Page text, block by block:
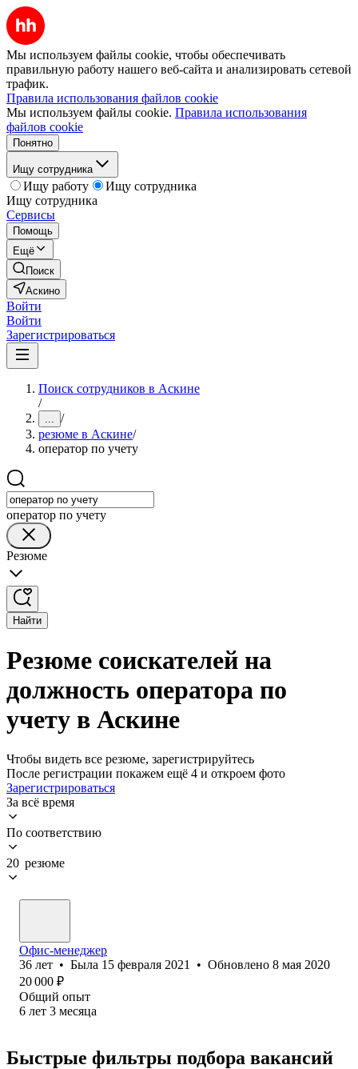
Мы используем файлы cookie, чтобы обеспечивать
правильную работу нашего веб-сайта и анализировать сетевой
трафик.
Правила использования файлов cookie
Мы используем файлы cookie. Правила использования
файлов cookie
Понятно
Ищу сотрудника
Ищу работу
Ищу сотрудника
Ищу сотрудника
Сервисы
Помощь
Ещё
Поиск
Аскино
Войти
Войти
Зарегистрироваться
Поиск сотрудников в Аскине
/
... /
резюме в Аскине/
оператор по учету
оператор по учету
Резюме
Найти
Резюме соискателей на
должность оператора по
учету в Аскине
Чтобы видеть все резюме, зарегистрируйтесь
После регистрации покажем ещё 4 и откроем фото
Зарегистрироваться
За всё время
По соответствию
20 резюме
Офис-менеджер
36 лет • Была 15 февраля 2021 • Обновлено 8 мая 2020
20 000 ₽
Общий опыт
6 лет 3 месяца
Быстрые фильтры подбора вакансий